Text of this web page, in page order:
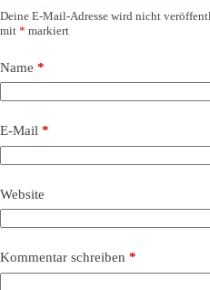
Deine E-Mail-Adresse wird nicht
mit * markiert
Name *
E-Mail *
Website
Kommentar schreiben *